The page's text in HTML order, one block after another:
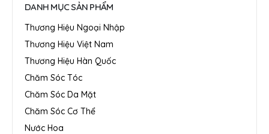
DANH MỤC SẢN PHẨM
Thương Hiệu Ngoại Nhập
Thương Hiệu Việt Nam
Thương Hiệu Hàn Quốc
Chăm Sóc Tóc
Chăm Sóc Da Mặt
Chăm Sóc Cơ Thể
Nước Hoa